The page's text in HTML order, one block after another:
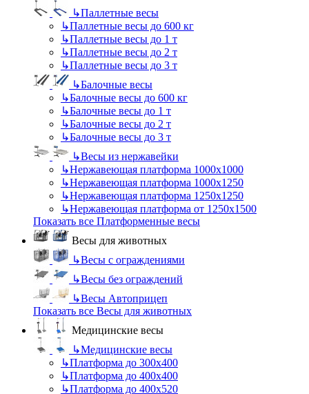
↳Паллетные весы
↳Паллетные весы до 600 кг
↳Паллетные весы до 1 т
↳Паллетные весы до 2 т
↳Паллетные весы до 3 т
↳Балочные весы
↳Балочные весы до 600 кг
↳Балочные весы до 1 т
↳Балочные весы до 2 т
↳Балочные весы до 3 т
↳Весы из нержавейки
↳Нержавеющая платформа 1000х1000
↳Нержавеющая платформа 1000х1250
↳Нержавеющая платформа 1250х1250
↳Нержавеющая платформа от 1250х1500
Показать все Платформенные весы
Весы для животных
↳Весы с ограждениями
↳Весы без ограждений
↳Весы Автоприцеп
Показать все Весы для животных
Медицинские весы
↳Медицинские весы
↳Платформа до 300х400
↳Платформа до 400х400
↳Платформа до 400х520